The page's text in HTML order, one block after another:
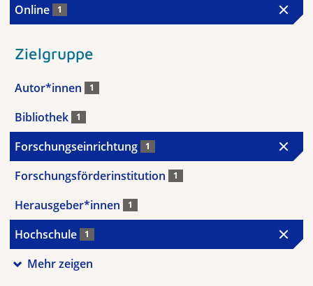
Online 1
Zielgruppe
Autor*innen 1
Bibliothek 1
Forschungseinrichtung 1
Forschungsförderinstitution 1
Herausgeber*innen 1
Hochschule 1
Mehr zeigen